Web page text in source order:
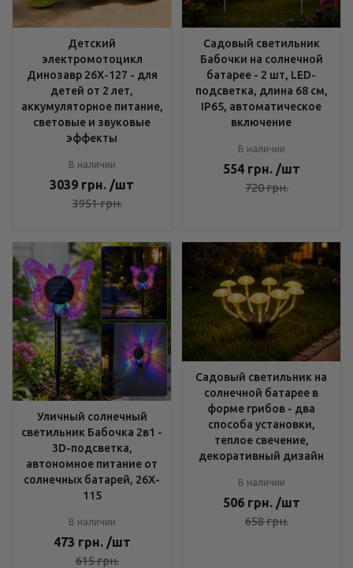
Детский
электромотоцикл
Динозавр 26X-127 - для
детей от 2 лет,
аккумуляторное питание,
световые и звуковые
эффекты
В наличии
3039 грн. /шт
3951грн.
Садовый светильник
Бабочки на солнечной
батарее - 2 шт, LED-
подсветка, длина 68 см,
IP65, автоматическое
включение
В наличии
554 грн. /шт
720грн.
Уличный солнечный
светильник Бабочка 2в1 -
3D-подсветка,
автономное питание от
солнечных батарей, 26X-
115
В наличии
473 грн. /шт
615грн.
Садовый светильник на
солнечной батарее в
форме грибов - два
способа установки,
теплое свечение,
декоративный дизайн
В наличии
506 грн. /шт
658грн.